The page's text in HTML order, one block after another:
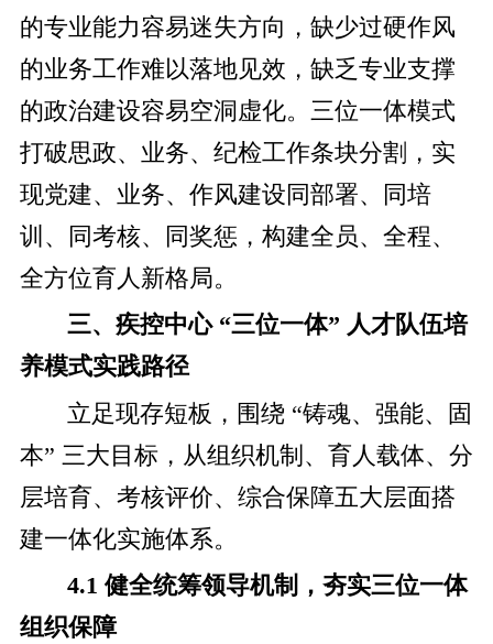
的专业能力容易迷失方向，缺少过硬作风
的业务工作难以落地见效，缺乏专业支撑
的政治建设容易空洞虚化。三位一体模式
打破思政、业务、纪检工作条块分割，实
现党建、业务、作风建设同部署、同培
训、同考核、同奖惩，构建全员、全程、
全方位育人新格局。
三、疾控中心 “三位一体” 人才队伍培
养模式实践路径
立足现存短板，围绕 “铸魂、强能、固
本” 三大目标，从组织机制、育人载体、分
层培育、考核评价、综合保障五大层面搭
建一体化实施体系。
4.1 健全统筹领导机制，夯实三位一体
组织保障